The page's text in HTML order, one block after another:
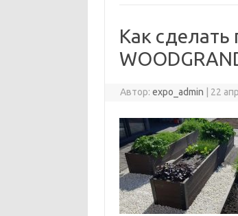
Как сделать
Автор:expo_admin 22